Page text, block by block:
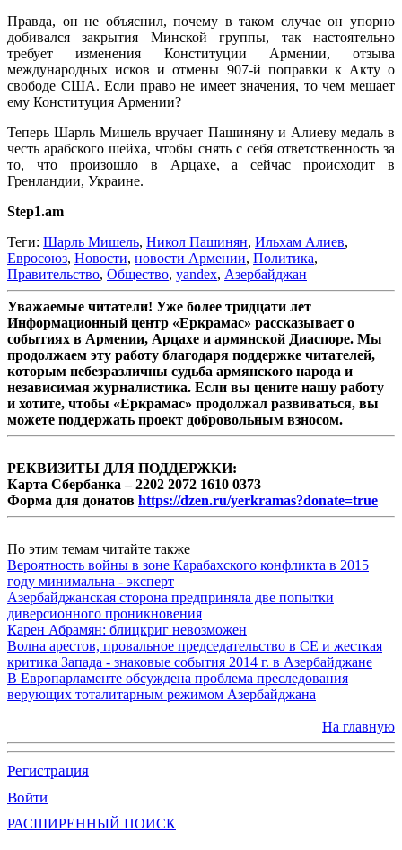
Правда, он не объяснил, почему в таком случае он упорно
добивался закрытия Минской группы, так настоятельно
требует изменения Конституции Армении, отзыва
международных исков и отмены 907-й поправки к Акту о
свободе США. Если право не имеет значения, то чем мешает
ему Конституция Армении?
Теперь Шарль Мишель вручает Пашиняну и Алиеву медаль в
честь арабского шейха, чтобы снять с себя ответственность за
то, что произошло в Арцахе, а сейчас происходит в
Гренландии, Украине.
Step1.am
Теги: Шарль Мишель, Никол Пашинян, Ильхам Алиев,
Евросоюз, Новости, новости Армении, Политика,
Правительство, Общество, yandex, Азербайджан
Уважаемые читатели! Уже более тридцати лет
Информационный центр «Еркрамас» рассказывает о
событиях в Армении, Арцахе и армянской Диаспоре. Мы
продолжаем эту работу благодаря поддержке читателей,
которым небезразличны судьба армянского народа и
независимая журналистика. Если вы цените нашу работу
и хотите, чтобы «Еркрамас» продолжал развиваться, вы
можете поддержать проект добровольным взносом.
РЕКВИЗИТЫ ДЛЯ ПОДДЕРЖКИ:
Карта Сбербанка – 2202 2072 1610 0373
Форма для донатов https://dzen.ru/yerkramas?donate=true
По этим темам читайте также
Вероятность войны в зоне Карабахского конфликта в 2015
году минимальна - эксперт
Азербайджанская сторона предприняла две попытки
диверсионного проникновения
Карен Абрамян: блицкриг невозможен
Волна арестов, провальное председательство в СЕ и жесткая
критика Запада - знаковые события 2014 г. в Азербайджане
В Европарламенте обсуждена проблема преследования
верующих тоталитарным режимом Азербайджана
На главную
Регистрация
Войти
РАСШИРЕННЫЙ ПОИСК